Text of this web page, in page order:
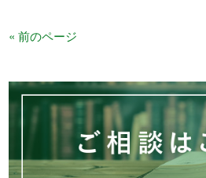
« 前のページ